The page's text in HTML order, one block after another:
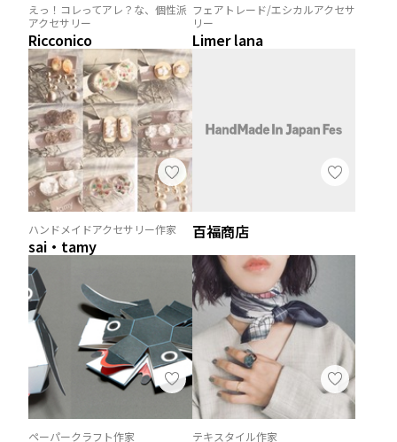
えっ！コレってアレ？な、個性派
アクセサリー
Ricconico
フェアトレード/エシカルアクセサ
リー
Limer lana
ハンドメイドアクセサリー作家
sai・tamy
百福商店
ペーパークラフト作家 テキスタイル作家